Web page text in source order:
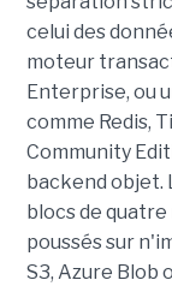
celui des
moteur
Enterprise, ou
comme Redis,
Community
backend objet.
blocs de
poussés sur
S3, Azure Blob